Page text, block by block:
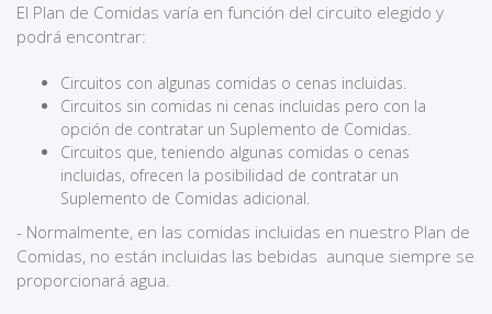
El Plan de Comidas varía en función del circuito elegido y
podrá encontrar:
Circuitos con algunas comidas o cenas incluidas.
Circuitos sin comidas ni cenas incluidas pero con la
opción de contratar un Suplemento de Comidas.
Circuitos que, teniendo algunas comidas o cenas
incluidas, ofrecen la posibilidad de contratar un
Suplemento de Comidas adicional.
- Normalmente, en las comidas incluidas en nuestro Plan de
Comidas, no están incluidas las bebidas aunque siempre se
proporcionará agua.